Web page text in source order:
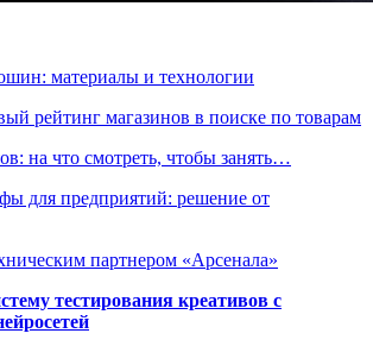
материалы и технологии
рейтинг магазинов в поиске по товарам
на что смотреть, чтобы занять…
для предприятий: решение от
партнером «Арсенала»
тестирования креативов с